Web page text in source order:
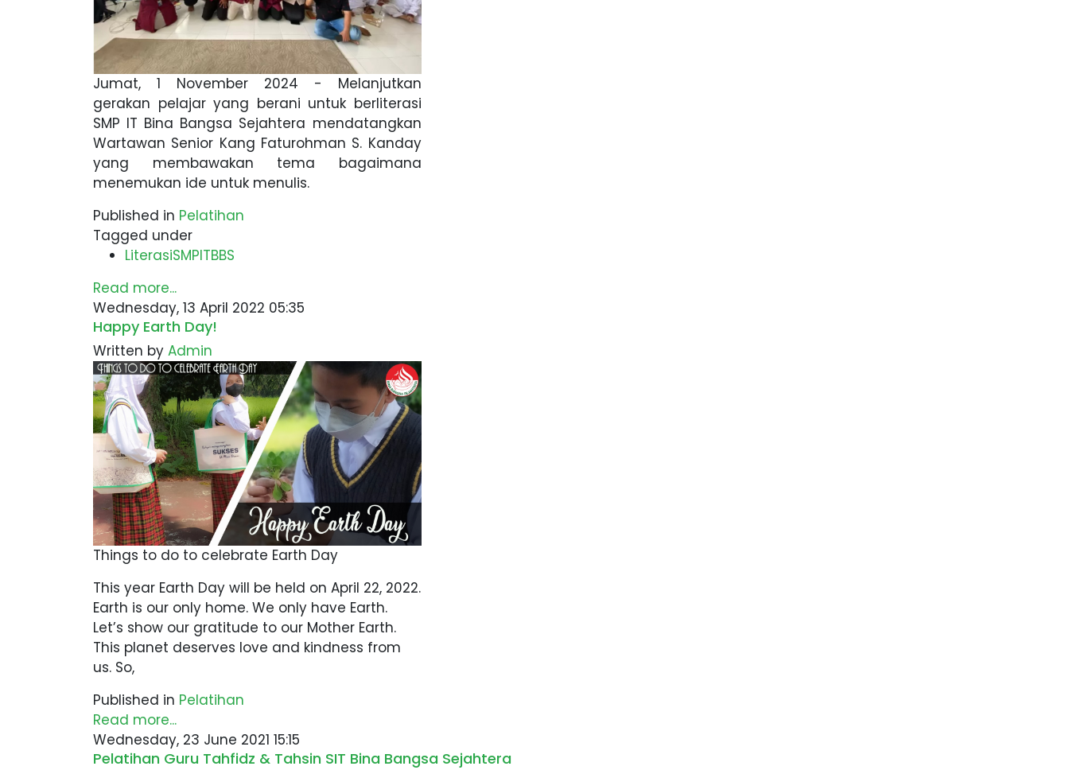
Jumat, 1 November 2024 - Melanjutkan
gerakan pelajar yang berani untuk berliterasi
SMP IT Bina Bangsa Sejahtera mendatangkan
Wartawan Senior Kang Faturohman S. Kanday
yang membawakan tema bagaimana
menemukan ide untuk menulis.
Published in Pelatihan
Tagged under
LiterasiSMPITBBS
Read more...
Wednesday, 13 April 2022 05:35
Happy Earth Day!
Written by Admin
Things to do to celebrate Earth Day
This year Earth Day will be held on April 22, 2022.
Earth is our only home. We only have Earth.
Let’s show our gratitude to our Mother Earth.
This planet deserves love and kindness from
us. So,
Published in Pelatihan
Read more...
Wednesday, 23 June 2021 15:15
Pelatihan Guru Tahfidz & Tahsin SIT Bina Bangsa Sejahtera